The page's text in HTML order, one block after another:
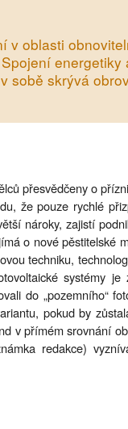
v oblasti
energetiky
sobě skrývá
přesvědčeny o
že pouze rychlé
nároky, zajistí
o nové pěstitelské
techniku,
systémy je
do „pozemního“
pokud by
v přímém srovnání
redakce)